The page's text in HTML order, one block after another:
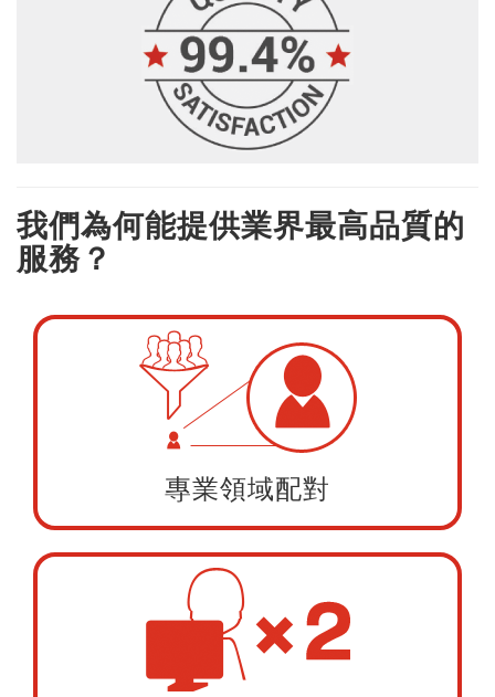
我們為何能提供業界最高品質的
服務？
專業領域配對